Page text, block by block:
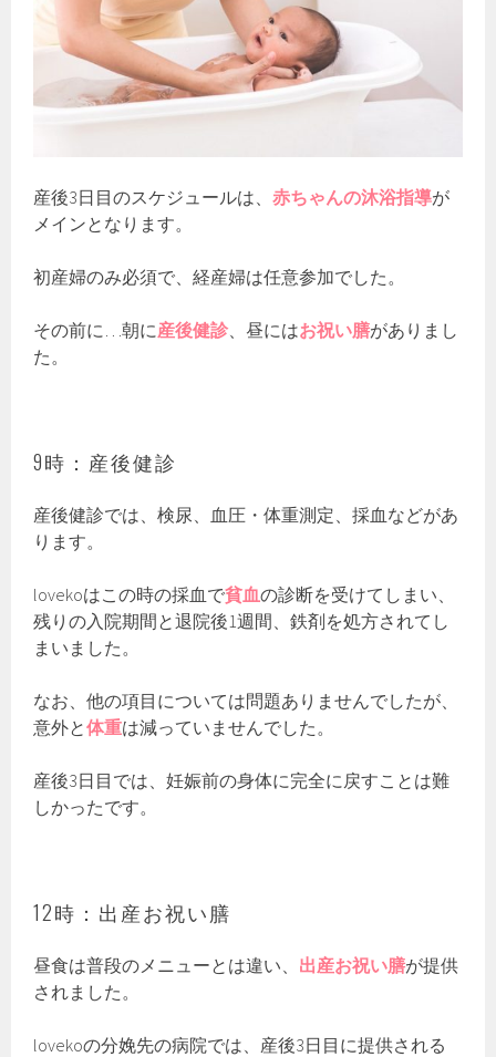
産後3日目のスケジュールは、赤ちゃんの沐浴指導が
メインとなります。
初産婦のみ必須で、経産婦は任意参加でした。
その前に…朝に産後健診 、昼にはお祝い膳がありまし
た。
9時：産後健診
産後健診では、検尿、血圧・体重測定、採血などがあ
ります。
lovekoはこの時の採血で貧血の診断を受けてしまい、
残りの入院期間と退院後1週間、鉄剤を処方されてし
まいました。
なお、他の項目については問題ありませんでしたが、
意外と体重は減っていませんでした。
産後3日目では、妊娠前の身体に完全に戻すことは難
しかったです。
12時：出産お祝い膳
昼食は普段のメニューとは違い、 出産お祝い膳が提供
されました。
lovekoの分娩先の病院では、産後3日目に提供される